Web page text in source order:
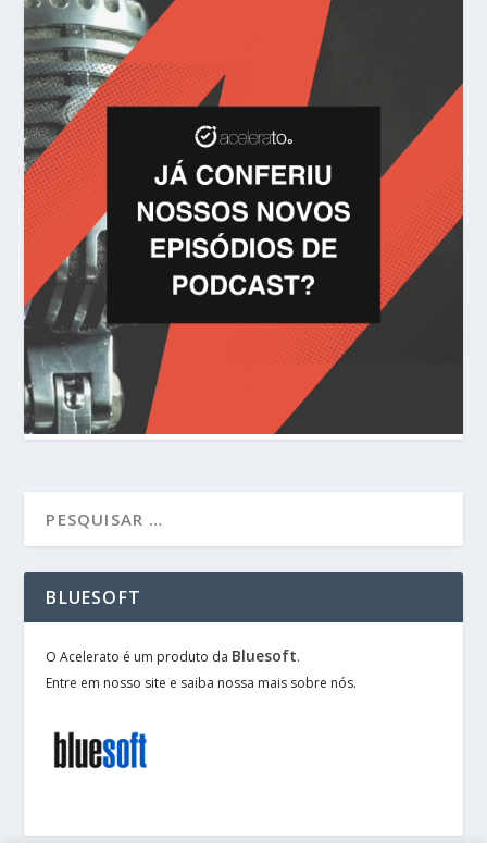
BLUESOFT
O Acelerato é um produto da Bluesoft.
Entre em nosso site e saiba nossa mais sobre nós.